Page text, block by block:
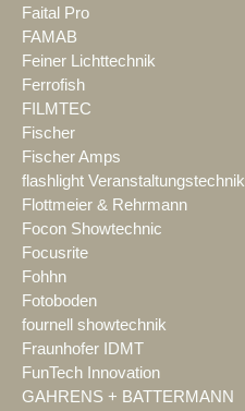
Faital Pro
FAMAB
Feiner Lichttechnik
Ferrofish
FILMTEC
Fischer
Fischer Amps
flashlight Veranstaltungstechnik
Flottmeier & Rehrmann
Focon Showtechnic
Focusrite
Fohhn
Fotoboden
fournell showtechnik
Fraunhofer IDMT
FunTech Innovation
GAHRENS + BATTERMANN